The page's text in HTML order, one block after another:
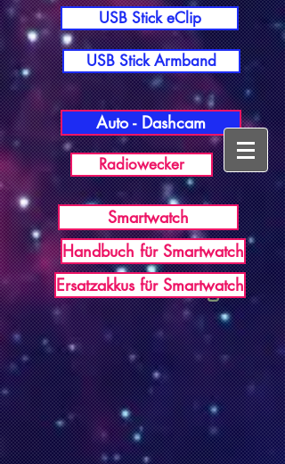
USB Germany
USB Stick eClip
USB Stick Armband
Auto - Dashcam
Radiowecker
Smartwatch
Handbuch für Smartwatch
Ersatzakkus für Smartwatch